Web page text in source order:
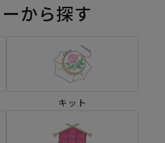
から探す
キット